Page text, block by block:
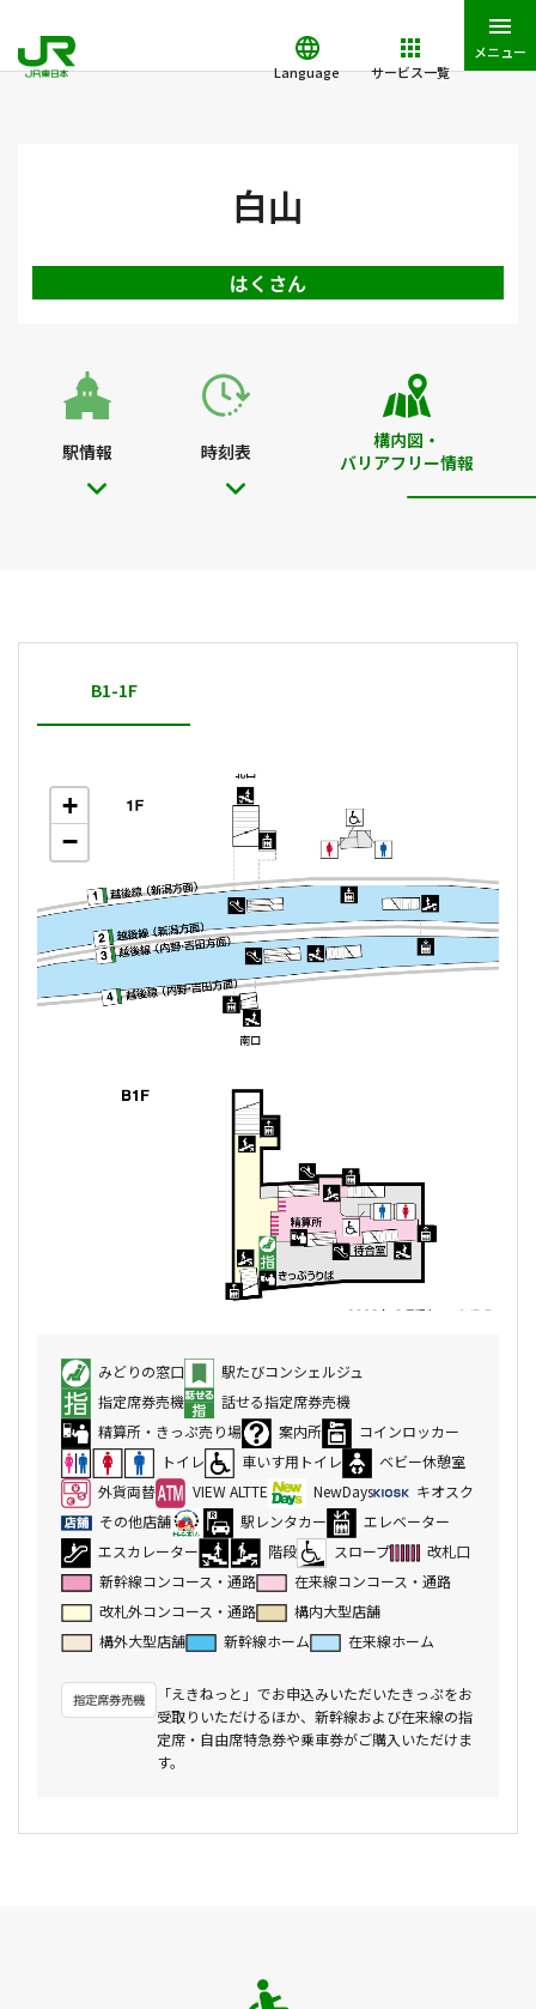
Language サービス一覧
メニュー
白山
はくさん
駅情報 時刻表
構内図・
バリアフリー情報
B1-1F
+
−
みどりの窓口
駅たびコンシェルジュ
指定席券売機
話せる指定席券売機
精算所・きっぷ売り場
案内所
コインロッカー
トイレ
車いす用トイレ
ベビー休憩室
外貨両替
VIEW ALTTE NewDays
キオスク
その他店舗
駅レンタカー
エレベーター
エスカレーター
階段 スロープ
改札口
新幹線コンコース・通路
在来線コンコース・通路
改札外コンコース・通路
構内大型店舗
構外大型店舗
新幹線ホーム 在来線ホーム
「えきねっと」でお申込みいただいたきっぷをお
受取りいただけるほか、新幹線および在来線の指
定席・自由席特急券や乗車券がご購入いただけま
す。